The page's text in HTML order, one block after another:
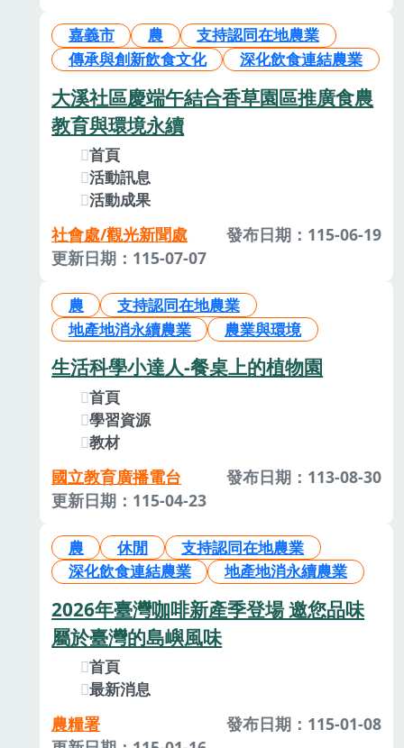
嘉義市 農
支持認同在地農業
傳承與創新飲食文化
深化飲食連結農業
大溪社區慶端午結合香草園區推廣食農
教育與環境永續
首頁
活動訊息
活動成果
社會處/觀光新聞處
發布日期：115-06-19
更新日期：115-07-07
農
支持認同在地農業
地產地消永續農業
農業與環境
生活科學小達人-餐桌上的植物園
首頁
學習資源
教材
國立教育廣播電台
發布日期：113-08-30
更新日期：115-04-23
農 休閒
支持認同在地農業
深化飲食連結農業
地產地消永續農業
2026年臺灣咖啡新產季登場 邀您品味
屬於臺灣的島嶼風味
首頁
最新消息
農糧署
發布日期：115-01-08